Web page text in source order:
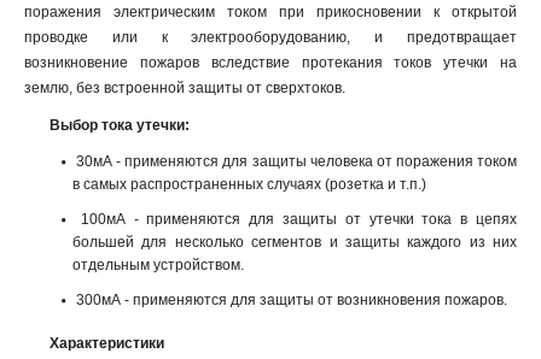
поражения электрическим током при прикосновении к открытой
проводке или к электрооборудованию, и предотвращает
возникновение пожаров вследствие протекания токов утечки на
землю, без встроенной защиты от сверхтоков.
Выбор тока утечки:
30мА - применяются для защиты человека от поражения током
в самых распространенных случаях (розетка и т.п.)
100мА - применяются для защиты от утечки тока в цепях
большей для несколько сегментов и защиты каждого из них
отдельным устройством.
300мА - применяются для защиты от возникновения пожаров.
Характеристики